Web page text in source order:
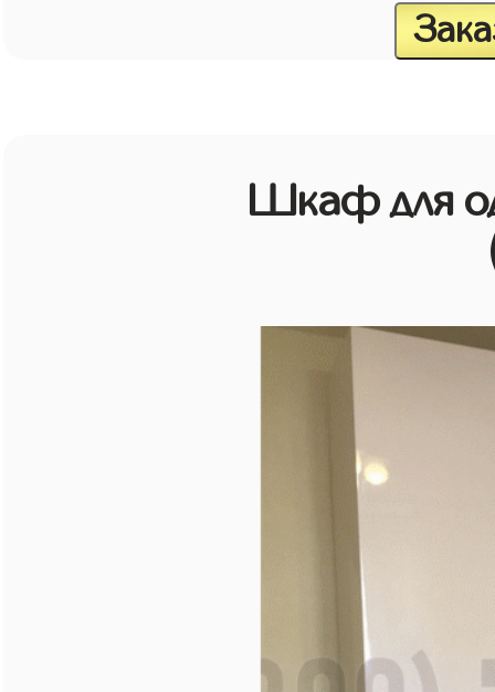
Шкаф для